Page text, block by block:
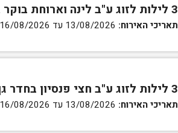
3 לילות לזוג ע"ב לינה וארוחת בוקר בחדר גן
תאריכי האירוח:
3 לילות לזוג ע"ב חצי פנסיון בחדר גן
תאריכי האירוח: